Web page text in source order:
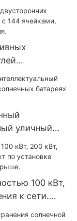
уличный
—
100 кВт,
к сети.
батарей на